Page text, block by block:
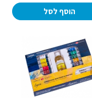
הוסף לסל